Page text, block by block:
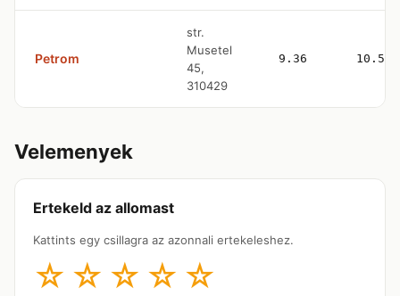
Petrom
str.
Musetel
45,
310429
9.36 10.57
Velemenyek
Ertekeld az allomast
Kattints egy csillagra az azonnali ertekeleshez.
☆ ☆ ☆ ☆ ☆